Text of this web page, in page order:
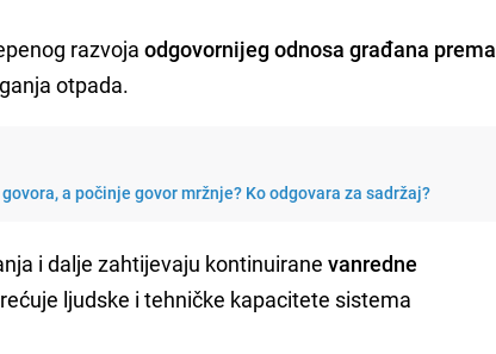
razvojaodgovornijeg odnosa građana prema
otpada.
a počinje govor mržnje? Ko odgovara za sadržaj?
i dalje zahtijevaju kontinuiranevanredne
ljudske i tehničke kapacitete sistema